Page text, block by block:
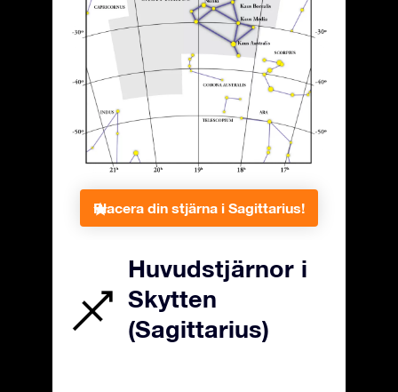
Placera din stjärna i Sagittarius!
Huvudstjärnor i
Skytten
(Sagittarius)